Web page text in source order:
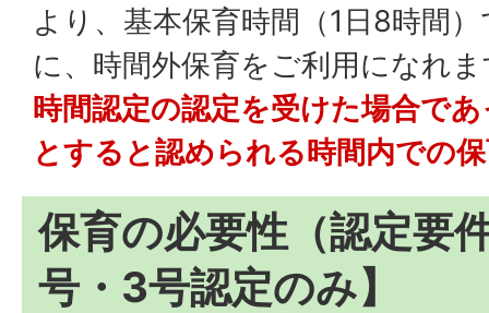
より、基本保育時間（1日8時間
に、時間外保育をご利用になれ
時間認定の認定を受けた場合で
とすると認められる時間内での
保育の必要性（認定要
号・3号認定のみ】